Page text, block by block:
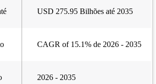
USD 275.95 Bilhões até 2035
CAGR of 15.1% de 2026 - 2035
2026 - 2035